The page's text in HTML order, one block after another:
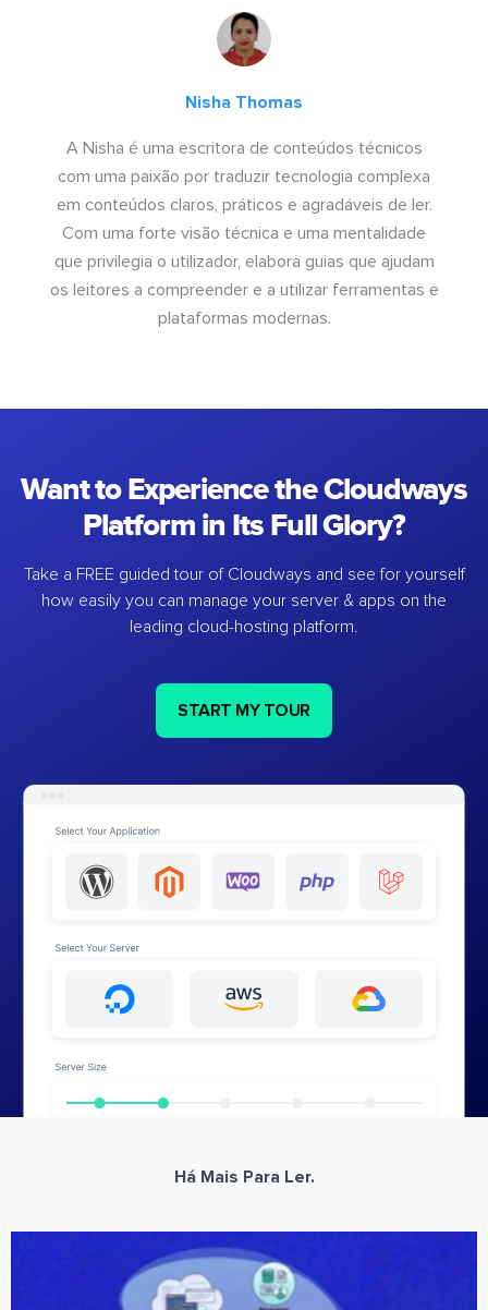
Nisha Thomas
A Nisha é uma escritora de conteúdos técnicos
com uma paixão por traduzir tecnologia complexa
em conteúdos claros, práticos e agradáveis de ler.
Com uma forte visão técnica e uma mentalidade
que privilegia o utilizador, elabora guias que ajudam
os leitores a compreender e a utilizar ferramentas e
plataformas modernas.
Want to Experience the Cloudways
Platform in Its Full Glory?
Take a FREE guided tour of Cloudways and see for yourself
how easily you can manage your server & apps on the
leading cloud-hosting platform.
START MY TOUR
Há Mais Para Ler.